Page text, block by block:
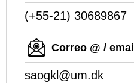
(+55-21) 30689867
Correo @ / email
saogkl@um.dk